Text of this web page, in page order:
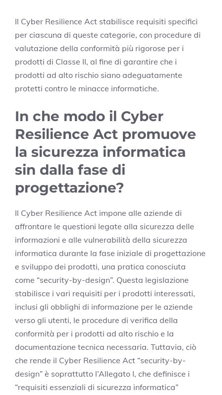
Il Cyber Resilience Act stabilisce requisiti specifici
per ciascuna di queste categorie, con procedure di
valutazione della conformità più rigorose per i
prodotti di Classe II, al fine di garantire che i
prodotti ad alto rischio siano adeguatamente
protetti contro le minacce informatiche.
In che modo il Cyber
Resilience Act promuove
la sicurezza informatica
sin dalla fase di
progettazione?
Il Cyber Resilience Act impone alle aziende di
affrontare le questioni legate alla sicurezza delle
informazioni e alle vulnerabilità della sicurezza
informatica durante la fase iniziale di progettazione
e sviluppo dei prodotti, una pratica conosciuta
come “security-by-design”. Questa legislazione
stabilisce i vari requisiti per i prodotti interessati,
inclusi gli obblighi di informazione per le aziende
verso gli utenti, le procedure di verifica della
conformità per i prodotti ad alto rischio e la
documentazione tecnica necessaria. Tuttavia, ciò
che rende il Cyber Resilience Act “security-by-
design” è soprattutto l’Allegato I, che definisce i
“requisiti essenziali di sicurezza informatica”